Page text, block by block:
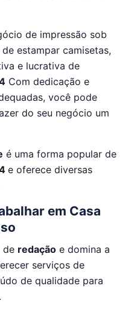
de impressão sob
estampar camisetas,
e lucrativa de
Com dedicação e
você pode
do seu negócio um
é uma forma popular de
e oferece diversas
em Casa
de redação e domina a
serviços de
de qualidade para